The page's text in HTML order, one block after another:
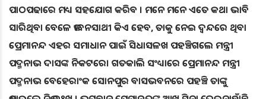
ପାଠପଢାରେ ମଧ୍ୟ ସହଯୋଗ କରିବ । ମନେ ମନେ ଏତେ କଥା ଭାବି
ସାରିଥିବା ବେଳେ ଜୀବନସାଥୀ କିଏ ହେବ, ତାକୁ ନେଇ ଦ୍ୱନ୍ଦରେ ଥିବା
ପ୍ରେମାନନ୍ଦ ଏହର ସମାଧାନ ପାଇଁ ସିଧାସଳଖ ପହଞ୍ଚିଗଲେ ମନ୍ତ୍ରୀ
ପଦ୍ମନାଭ ଦାସଙ୍କ ନିକଟରେ। ଗତକାଲି ସଂଧ୍ୟାରେ ପ୍ରେମାନନ୍ଦ ମନ୍ତ୍ରୀ
ପଦ୍ମନାଭ ବେହେରାଂକ ସୋନପୁର ବାସଭବନରେ ପହଞ୍ଚି ତାଙ୍କୁ